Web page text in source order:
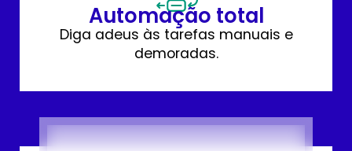
Automação total
Diga adeus às tarefas manuais e
demoradas.